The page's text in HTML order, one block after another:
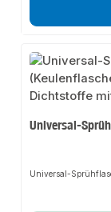
Universal-
Universal-